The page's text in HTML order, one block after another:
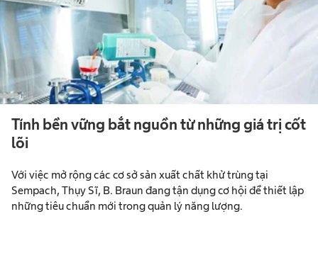
Tính bền vững bắt nguồn từ những giá trị cốt
lõi
Với việc mở rộng các cơ sở sản xuất chất khử trùng tại
Sempach, Thụy Sĩ, B. Braun đang tận dụng cơ hội để thiết lập
những tiêu chuẩn mới trong quản lý năng lượng.